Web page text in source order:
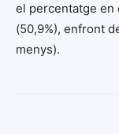
el percentatge en
(50,9%), enfront
menys).